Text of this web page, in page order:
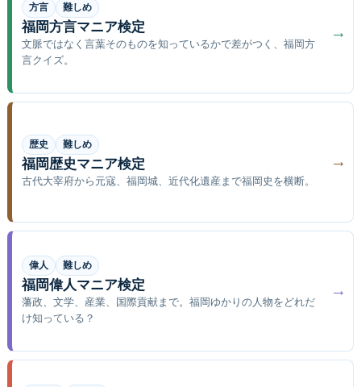
方言 難しめ
福岡方言マニア検定
文脈ではなく言葉そのものを知っているかで差がつく、福岡方
言クイズ。
→
歴史 難しめ
福岡歴史マニア検定
古代大宰府から元寇、福岡城、近代化遺産まで福岡史を横断。
→
偉人 難しめ
福岡偉人マニア検定
藩政、文学、産業、国際貢献まで。福岡ゆかりの人物をどれだ
け知っている？
→